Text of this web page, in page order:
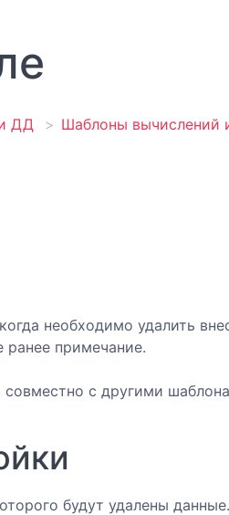
ДД Шаблоны вычислений
необходимо удалить
ранее примечание.
совместно с другими
будут удалены данные.